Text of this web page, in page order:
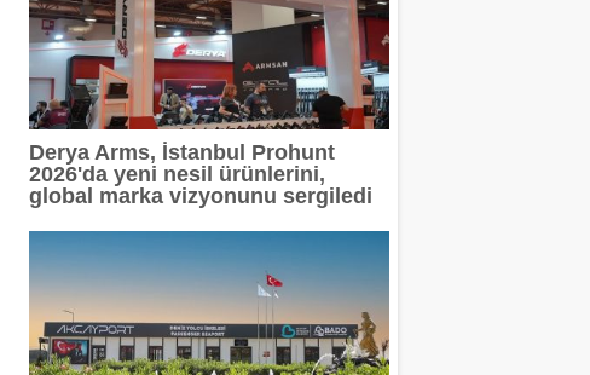
Derya Arms, İstanbul Prohunt
2026'da yeni nesil ürünlerini,
global marka vizyonunu sergiledi